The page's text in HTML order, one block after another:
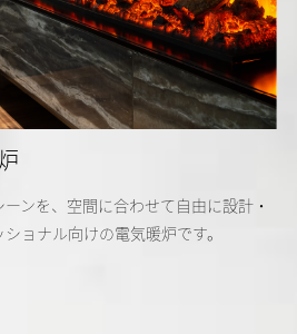
ンを、空間に合わせて自由に設計・
ョナル向けの電気暖炉です。